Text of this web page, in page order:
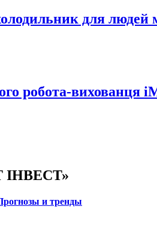
для людей
робота-вихованця
и тренды